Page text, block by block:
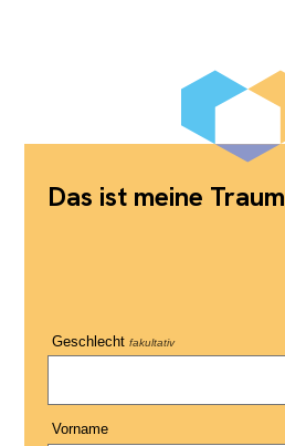
Das ist meine
Geschlecht fakultativ
Vorname